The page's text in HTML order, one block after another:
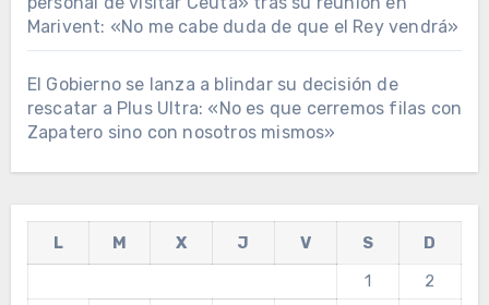
Marivent: «No me cabe duda de que el Rey vendrá»
El Gobierno se lanza a blindar su decisión de
rescatar a Plus Ultra: «No es que cerremos filas con
Zapatero sino con nosotros mismos»
L M X J V S
D
1
2